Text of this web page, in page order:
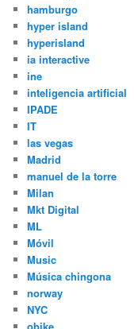
hamburgo
hyper island
hyperisland
ia interactive
ine
inteligencia artificial
IPADE
IT
las vegas
Madrid
manuel de la torre
Milan
Mkt Digital
ML
Móvil
Music
Música chingona
norway
NYC